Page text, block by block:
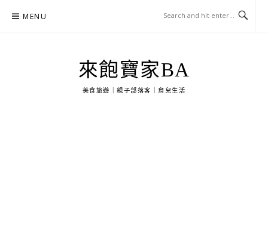
MENU
來飽寶家BA
美食旅遊｜親子部落客｜育兒生活